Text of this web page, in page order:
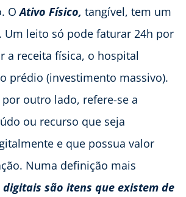
OAtivo Físico, tangível, tem um
. Um leito só pode faturar 24h por
a receita física, o hospital
prédio (investimento massivo).
por outro lado, refere-se a
ou recurso que seja
e que possua valor
Numa definição mais
digitais são itens que existem de